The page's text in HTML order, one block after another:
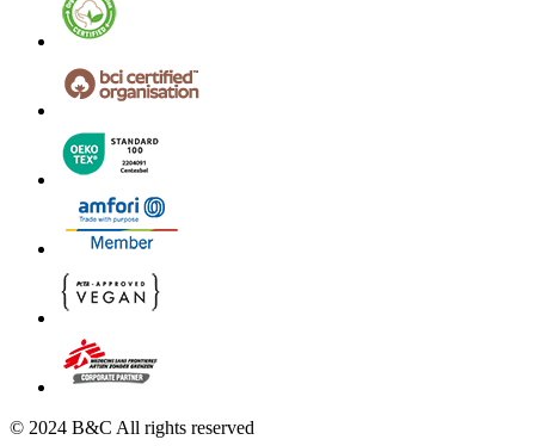
© 2024 B&C All rights reserved